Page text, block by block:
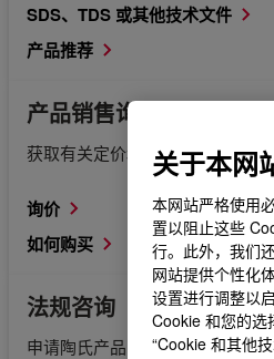
SDS、TDS 或其他技术文件
产品推荐
产品销售询问
获取有关定价和如何购买的信息
询价
如何购买
法规咨询
申请陶氏产品的相关法规文件。
关于本网
本网站严格使用
置以阻止这些
行。此外，我们
网站提供个性化
设置进行调整以
Cookie 和您的选
“Cookie 和其他技